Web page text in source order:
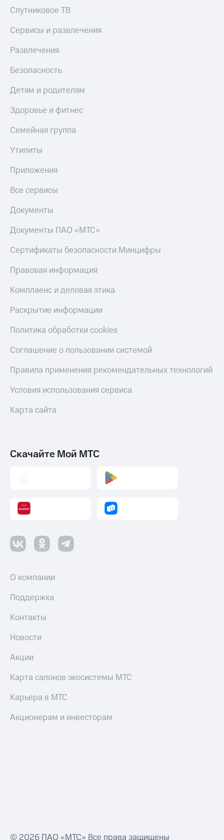
Спутниковое ТВ
Сервисы и развлечения
Развлечения
Безопасность
Детям и родителям
Здоровье и фитнес
Семейная группа
Утилиты
Приложения
Все сервисы
Документы
Документы ПАО «МТС»
Сертификаты безопасности Минцифры
Правовая информация
Комплаенс и деловая этика
Раскрытие информации
Политика обработки cookies
Соглашение о пользовании системой
Правила применения рекомендательных технологий
Условия использования сервиса
Карта сайта
Скачайте Мой МТС
О компании
Поддержка
Контакты
Новости
Акции
Карта салонов экосистемы МТС
Карьера в МТС
Акционерам и инвесторам
© 2026 ПАО «МТС» Все права защищены